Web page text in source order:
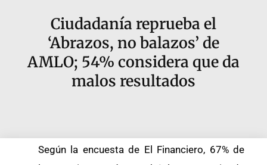
Ciudadanía reprueba el
‘Abrazos, no balazos’ de
AMLO; 54% considera que da
malos resultados
Según la encuesta de El Financiero, 67% de